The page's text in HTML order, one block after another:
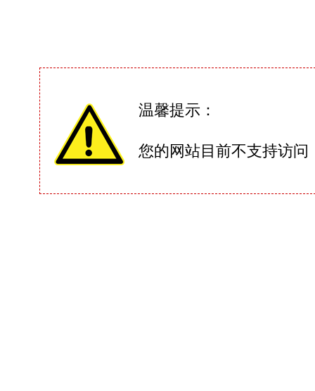
温馨提示：
您的网站目前不支持访